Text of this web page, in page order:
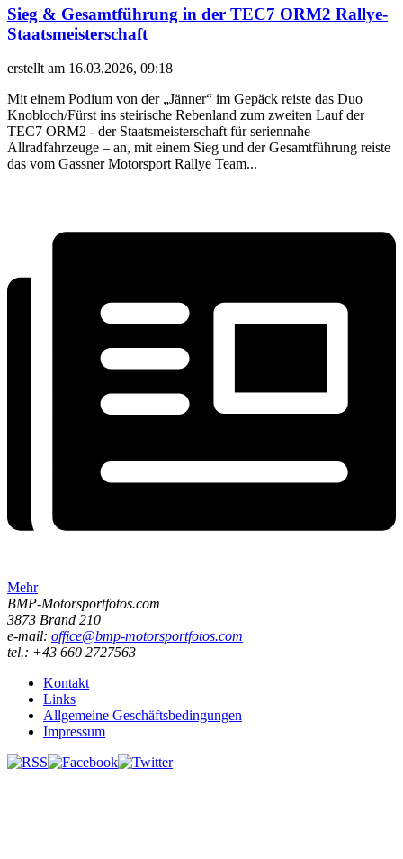
Sieg & Gesamtführung in der TEC7 ORM2 Rallye-
Staatsmeisterschaft
erstellt am 16.03.2026, 09:18
Mit einem Podium von der „Jänner“ im Gepäck reiste das Duo
Knobloch/Fürst ins steirische Rebenland zum zweiten Lauf der
TEC7 ORM2 - der Staatsmeisterschaft für seriennahe
Allradfahrzeuge – an, mit einem Sieg und der Gesamtführung reiste
das vom Gassner Motorsport Rallye Team...
Mehr
BMP-Motorsportfotos.com
3873 Brand 210
e-mail: office@bmp-motorsportfotos.com
tel.: +43 660 2727563
Kontakt
Links
Allgemeine Geschäftsbedingungen
Impressum